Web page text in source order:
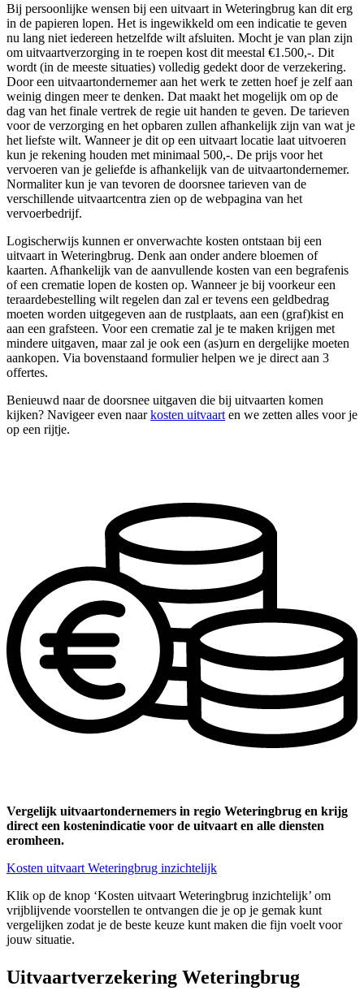
Bij persoonlijke wensen bij een uitvaart in Weteringbrug kan dit erg
in de papieren lopen. Het is ingewikkeld om een indicatie te geven
nu lang niet iedereen hetzelfde wilt afsluiten. Mocht je van plan zijn
om uitvaartverzorging in te roepen kost dit meestal €1.500,-. Dit
wordt (in de meeste situaties) volledig gedekt door de verzekering.
Door een uitvaartondernemer aan het werk te zetten hoef je zelf aan
weinig dingen meer te denken. Dat maakt het mogelijk om op de
dag van het finale vertrek de regie uit handen te geven. De tarieven
voor de verzorging en het opbaren zullen afhankelijk zijn van wat je
het liefste wilt. Wanneer je dit op een uitvaart locatie laat uitvoeren
kun je rekening houden met minimaal 500,-. De prijs voor het
vervoeren van je geliefde is afhankelijk van de uitvaartondernemer.
Normaliter kun je van tevoren de doorsnee tarieven van de
verschillende uitvaartcentra zien op de webpagina van het
vervoerbedrijf.
Logischerwijs kunnen er onverwachte kosten ontstaan bij een
uitvaart in Weteringbrug. Denk aan onder andere bloemen of
kaarten. Afhankelijk van de aanvullende kosten van een begrafenis
of een crematie lopen de kosten op. Wanneer je bij voorkeur een
teraardebestelling wilt regelen dan zal er tevens een geldbedrag
moeten worden uitgegeven aan de rustplaats, aan een (graf)kist en
aan een grafsteen. Voor een crematie zal je te maken krijgen met
mindere uitgaven, maar zal je ook een (as)urn en dergelijke moeten
aankopen. Via bovenstaand formulier helpen we je direct aan 3
offertes.
Benieuwd naar de doorsnee uitgaven die bij uitvaarten komen
kijken? Navigeer even naarkosten uitvaart en we zetten alles voor je
op een rijtje.
Vergelijk uitvaartondernemers in regio Weteringbrug en krijg
direct een kostenindicatie voor de uitvaart en alle diensten
eromheen.
Kosten uitvaart Weteringbrug inzichtelijk
Klik op de knop ‘Kosten uitvaart Weteringbrug inzichtelijk’ om
vrijblijvende voorstellen te ontvangen die je op je gemak kunt
vergelijken zodat je de beste keuze kunt maken die fijn voelt voor
jouw situatie.
Uitvaartverzekering Weteringbrug